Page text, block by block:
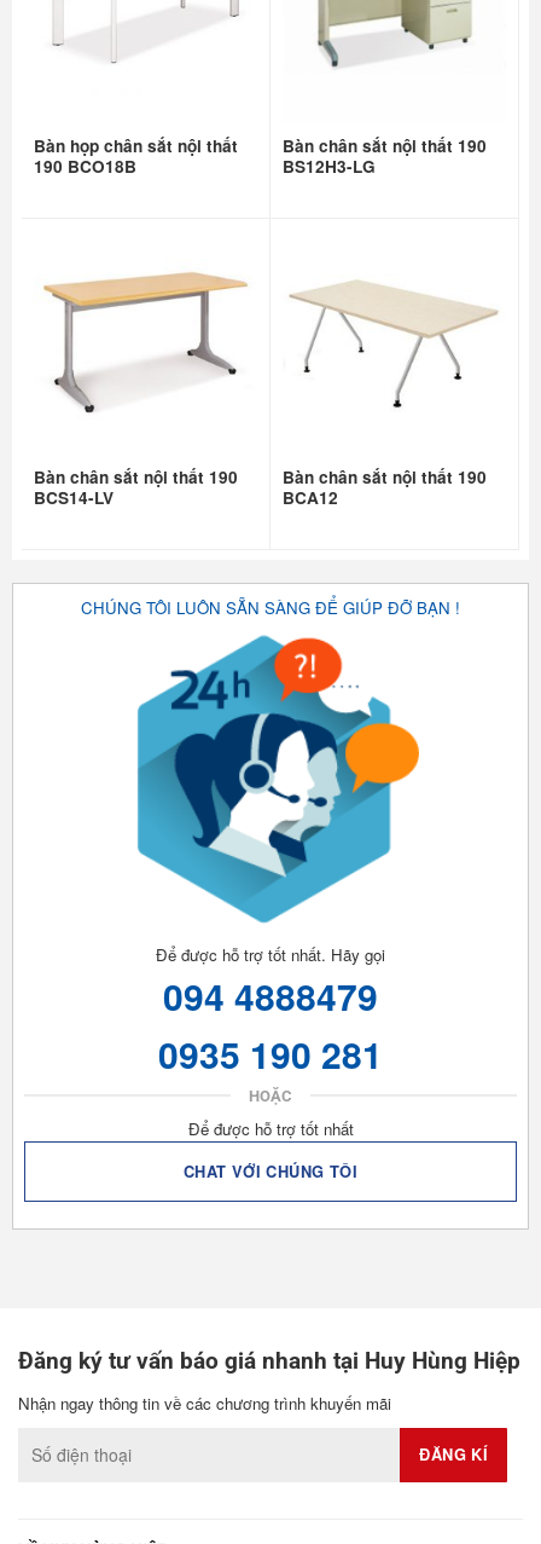
Bàn họp chân sắt nội thất
190 BCO18B
Bàn chân sắt nội thất 190
BS12H3-LG
Bàn chân sắt nội thất 190
BCS14-LV
Bàn chân sắt nội thất 190
BCA12
CHÚNG TÔI LUÔN SẴN SÀNG ĐỂ GIÚP ĐỠ BẠN !
Để được hỗ trợ tốt nhất. Hãy gọi
094 4888479
0935 190 281
HOẶC
Để được hỗ trợ tốt nhất
CHAT VỚI CHÚNG TÔI
Đăng ký tư vấn báo giá nhanh tại Huy Hùng Hiệp
Nhận ngay thông tin về các chương trình khuyến mãi